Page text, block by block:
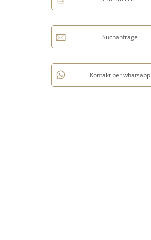
Suchanfrage
Kontakt per whatsapp